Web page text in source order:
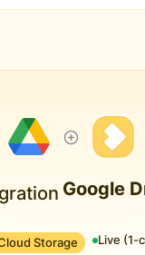
Google
Storage Live (1-